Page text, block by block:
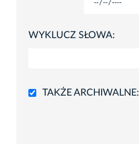
WYKLUCZ SŁOWA:
TAKŻE ARCHIWALNE: